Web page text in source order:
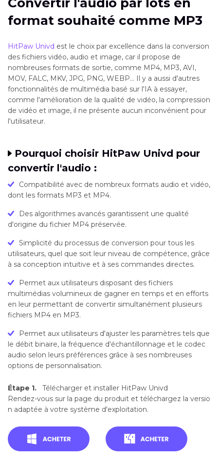
format souhaité comme MP3
HitPaw Univd est le choix par excellence dans la conversion
des fichiers vidéo, audio et image, car il propose de
nombreuses formats de sortie, comme MP4, MP3, AVI,
MOV, FALC, MKV, JPG, PNG, WEBP... Il y a aussi d'autres
fonctionnalités de multimédia basé sur l'IA à essayer,
comme l'amélioration de la qualité de vidéo, la compression
de vidéo et image, il ne présente aucun inconvénient pour
l'utilisateur.
Pourquoi choisir HitPaw Univd pour
convertir l'audio :
Compatibilité avec de nombreux formats audio et vidéo,
dont les formats MP3 et MP4.
Des algorithmes avancés garantissent une qualité
d'origine du fichier MP4 préservée.
Simplicité du processus de conversion pour tous les
utilisateurs, quel que soit leur niveau de compétence, grâce
à sa conception intuitive et à ses commandes directes.
Permet aux utilisateurs disposant des fichiers
multimédias volumineux de gagner en temps et en efforts
en leur permettant de convertir simultanément plusieurs
fichiers MP4 en MP3.
Permet aux utilisateurs d'ajuster les paramètres tels que
le débit binaire, la fréquence d'échantillonnage et le codec
audio selon leurs préférences grâce à ses nombreuses
options de personnalisation.
Étape 1.
Télécharger et installer HitPaw Univd
Rendez-vous sur la page du produit et téléchargez la versio
n adaptée à votre système d'exploitation.